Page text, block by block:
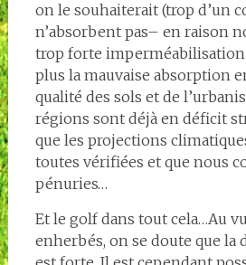
on le souhaiterait (trop d’un
n’absorbent pas– en raison
trop forte imperméabilisation
plus la mauvaise absorption
qualité des sols et de
régions sont déjà en déficit
que les projections
toutes vérifiées et que nous
pénuries…
Et le golf dans tout cela…Au
enherbés, on se doute que la